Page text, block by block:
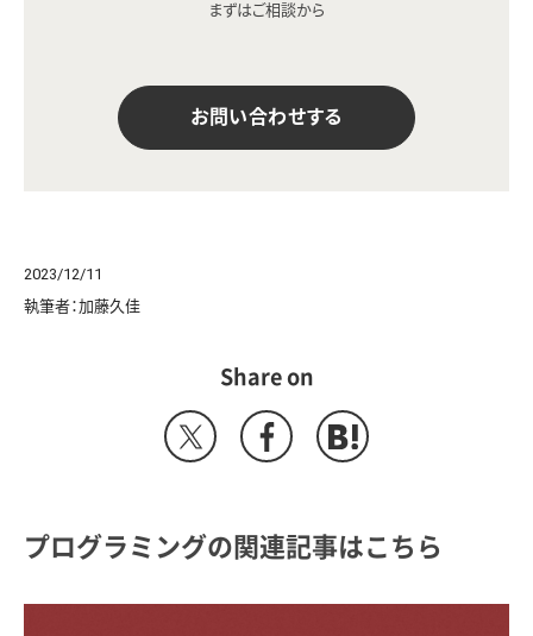
まずはご相談から
お問い合わせする
2023/12/11
執筆者：加藤久佳
Share on
プログラミングの関連記事はこちら